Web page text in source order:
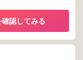
確認してみる